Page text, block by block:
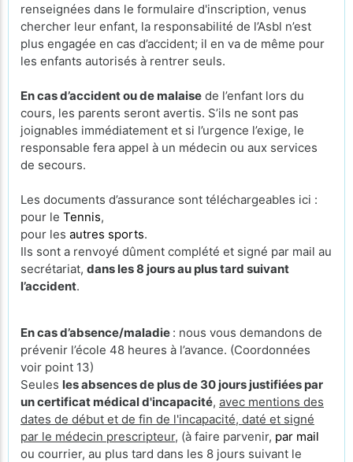
renseignées dans le formulaire d'inscription, venus
chercher leur enfant, la responsabilité de l’Asbl n’est
plus engagée en cas d’accident; il en va de même pour
les enfants autorisés à rentrer seuls.
En cas d’accident ou de malaise de l’enfant lors du
cours, les parents seront avertis. S’ils ne sont pas
joignables immédiatement et si l’urgence l’exige, le
responsable fera appel à un médecin ou aux services
de secours.
Les documents d’assurance sont téléchargeables ici :
pour le Tennis,
pour les autres sports.
Ils sont a renvoyé dûment complété et signé par mail au
secrétariat, dans les 8 jours au plus tard suivant
l’accident.
En cas d’absence/maladie : nous vous demandons de
prévenir l’école 48 heures à l’avance. (Coordonnées
voir point 13)
Seules les absences de plus de 30 jours justifiées par
un certificat médical d'incapacité, avec mentions des
dates de début et de fin de l'incapacité, daté et signé
par le médecin prescripteur, (à faire parvenir, par mail
ou courrier, au plus tard dans les 8 jours suivant le